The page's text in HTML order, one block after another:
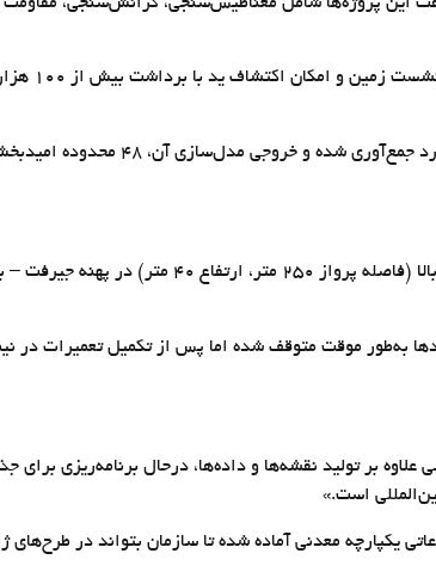
هدف از اجرای این
او افزود: در پهنه بردسکن – کاشمر تاکنون ۸۲ هزار کیلومتر
به گفته معاون اکتشاف، عملیات ژئوفیزیک هوابرد مغناطیسی و رادیومتری با
بر تولید نقشه‌ها و داده‌ها، درحال برنامه‌ریزی برای
است.»
یکپارچه معدنی آماده شده تا سازمان بتواند در طرح‌های